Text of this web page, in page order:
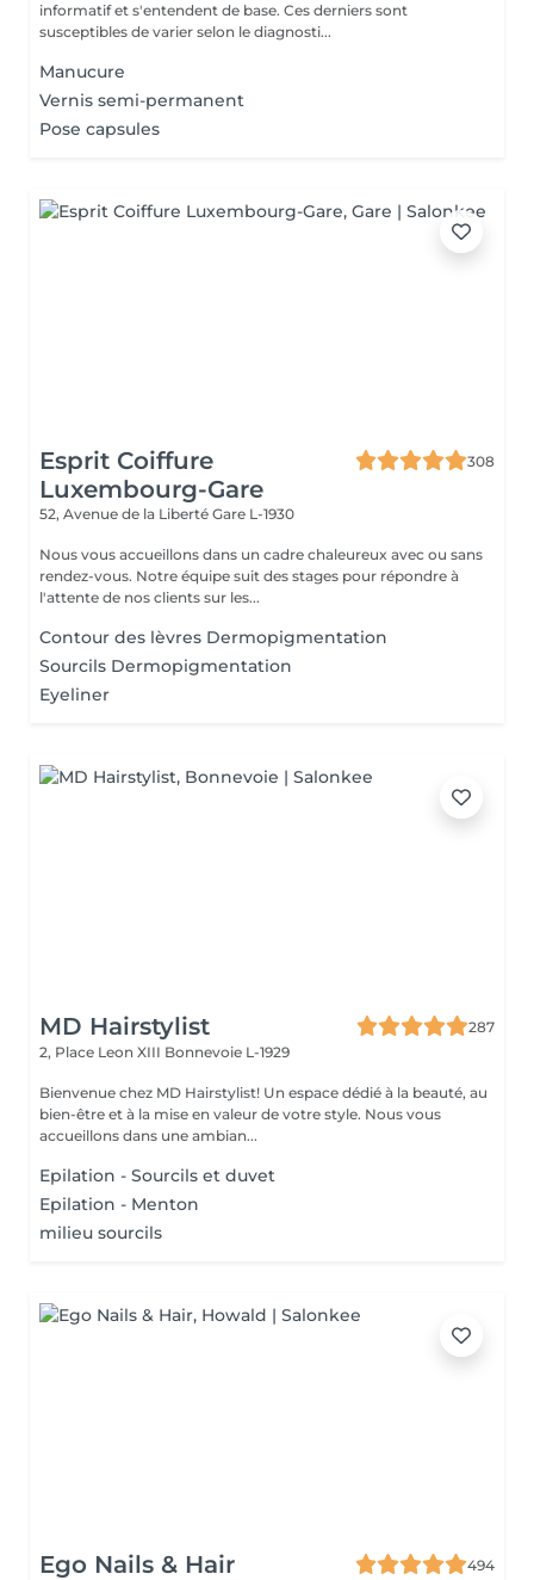
informatif et s'entendent de base. Ces derniers sont
susceptibles de varier selon le diagnosti...
Manucure
Vernis semi-permanent
Pose capsules
Esprit Coiffure
Luxembourg-Gare
308
52, Avenue de la Liberté Gare L-1930
Nous vous accueillons dans un cadre chaleureux avec ou sans
rendez-vous. Notre équipe suit des stages pour répondre à
l'attente de nos clients sur les...
Contour des lèvres Dermopigmentation
Sourcils Dermopigmentation
Eyeliner
MD Hairstylist
287
2, Place Leon XIII Bonnevoie L-1929
Bienvenue chez MD Hairstylist! Un espace dédié à la beauté, au
bien-être et à la mise en valeur de votre style. Nous vous
accueillons dans une ambian...
Epilation - Sourcils et duvet
Epilation - Menton
milieu sourcils
Ego Nails & Hair
494